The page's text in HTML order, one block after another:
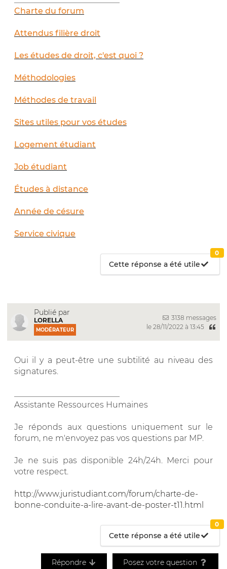
Charte du forum
Attendus filière droit
Les études de droit, c'est quoi ?
Méthodologies
Méthodes de travail
Sites utiles pour vos études
Logement étudiant
Job étudiant
Études à distance
Année de césure
Service civique
Cette réponse a été utile
0
Publié par
LORELLA
MODÉRATEUR
3138 messages
le 28/11/2022 à 13:45
Oui il y a peut-être une subtilité au niveau des
signatures.
Assistante Ressources Humaines
Je réponds aux questions uniquement sur le
forum, ne m'envoyez pas vos questions par MP.
Je ne suis pas disponible 24h/24h. Merci pour
votre respect.
http://www.juristudiant.com/forum/charte-de-
bonne-conduite-a-lire-avant-de-poster-t11.html
Cette réponse a été utile
0
Répondre Posez votre question